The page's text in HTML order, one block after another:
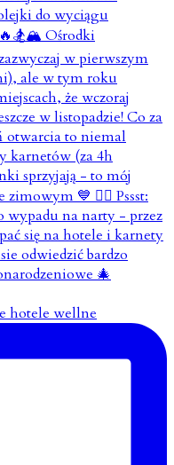
hotele wellne